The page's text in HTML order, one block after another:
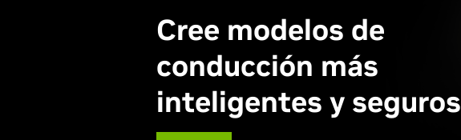
Cree modelos de
conducción más
inteligentes y seguros